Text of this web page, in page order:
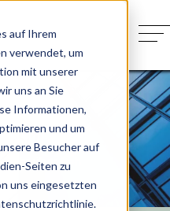
auf Ihrem
verwendet, um
mit unserer
uns an Sie
Informationen,
und um
Besucher auf
Seiten zu
uns eingesetzten
über beh